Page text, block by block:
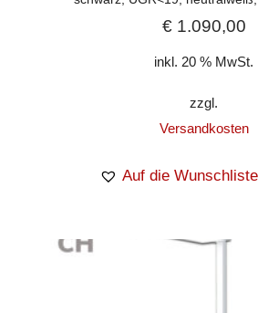
€1.090,00
inkl. 20 % MwSt.
zzgl.
Versandkosten
Auf die